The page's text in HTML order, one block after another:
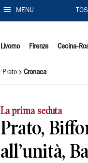
MENU
Livorno Firenze Cecina-
Prato Cronaca
La prima seduta
Prato,
all’unità,